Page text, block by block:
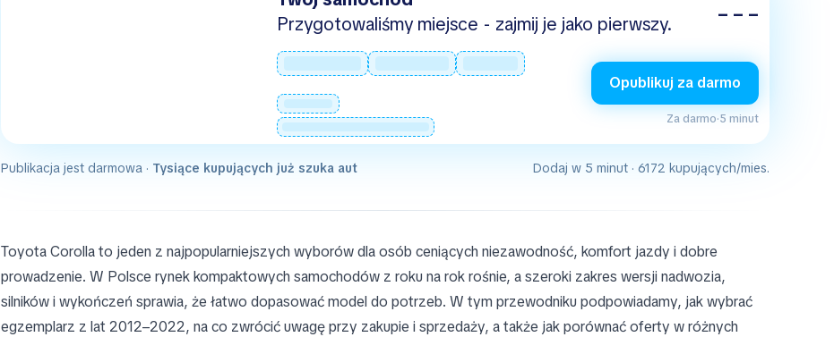
Przygotowaliśmy miejsce - zajmij je jako pierwszy.
– – –
Opublikuj za darmo
Za darmo·5 minut
Publikacja jest darmowa · Tysiące kupujących już szuka aut Dodaj w 5 minut · 6172 kupujących/mies.
Toyota Corolla to jeden z najpopularniejszych wyborów dla osób ceniących niezawodność, komfort jazdy i dobre
prowadzenie. W Polsce rynek kompaktowych samochodów z roku na rok rośnie, a szeroki zakres wersji nadwozia,
silników i wykończeń sprawia, że łatwo dopasować model do potrzeb. W tym przewodniku podpowiadamy, jak wybrać
egzemplarz z lat 2012–2022, na co zwrócić uwagę przy zakupie i sprzedaży, a także jak porównać oferty w różnych